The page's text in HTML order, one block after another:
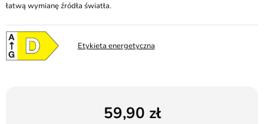
łatwą wymianę źródła światła.
Etykieta energetyczna
59,90